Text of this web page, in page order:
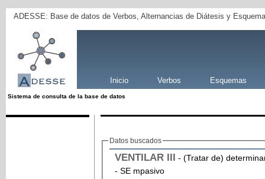
ADESSE: Base de datos de Verbos, Alternancias de Diátesis y
Inicio Verbos Esquemas
Sistema de consulta de la base de datos
Datos buscados
VENTILAR III - (Tratar de)
- SE mpasivo